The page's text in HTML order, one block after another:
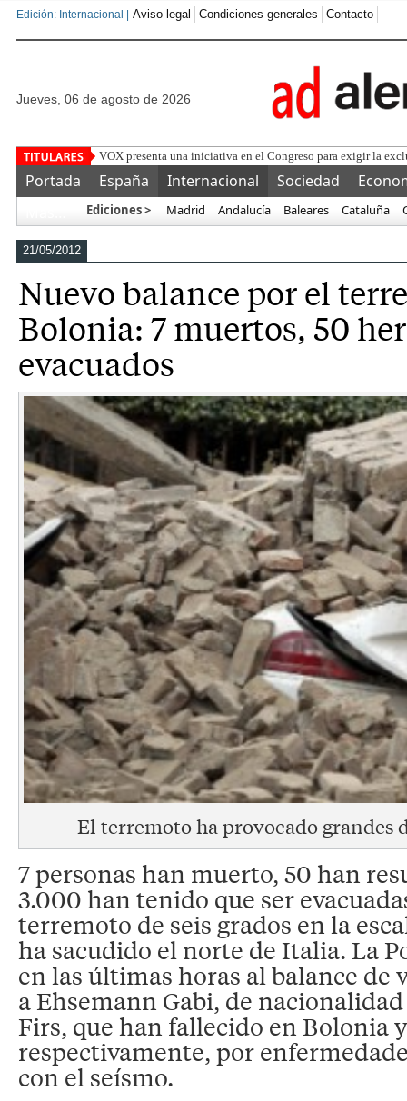
Edición: Internacional | Aviso legal Condiciones generales Contacto
jueves, 06 de agosto de 2026
750 ca
Portada España Internacional Sociedad
Ediciones > Madrid Andalucía Baleares Cataluña
21/05/2012
Nuevo balance por el
Bolonia: 7 muertos, 50
evacuados
El terremoto ha provocado grandes
7 personas han muerto, 50 han
3.000 han tenido que ser
terremoto de seis grados en la
ha sacudido el norte de Italia. La
en las últimas horas al balance de
a Ehsemann Gabi, de
Firs, que han fallecido en Bolonia
respectivamente, por
con el seísmo.